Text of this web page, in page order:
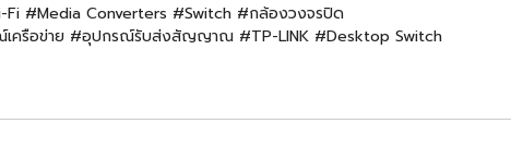
Fi #Media Converters #Switch #กล้องวงจรปิด
ครือข่าย #อุปกรณ์รับส่งสัญญาณ #TP-LINK #Desktop Switch